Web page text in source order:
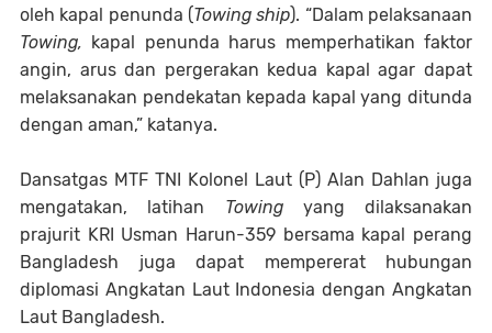
oleh kapal penunda (Towing ship). “Dalam pelaksanaan
Towing, kapal penunda harus memperhatikan faktor
angin, arus dan pergerakan kedua kapal agar dapat
melaksanakan pendekatan kepada kapal yang ditunda
dengan aman,” katanya.
Dansatgas MTF TNI Kolonel Laut (P) Alan Dahlan juga
mengatakan, latihan Towing yang dilaksanakan
prajurit KRI Usman Harun-359 bersama kapal perang
Bangladesh juga dapat mempererat hubungan
diplomasi Angkatan Laut Indonesia dengan Angkatan
Laut Bangladesh.